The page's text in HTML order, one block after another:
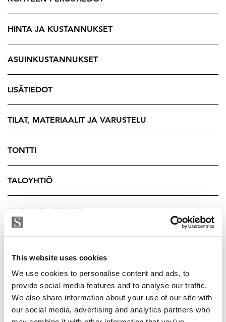
This website uses cookies
We use cookies to personalise content and ads, to
provide social media features and to analyse our traffic.
We also share information about your use of our site with
our social media, advertising and analytics partners who
lähtökohdat oman tyylin toteuttamiseen. Erilliseen
keittiöön mahtuu ruokapöytä ikkunan ääreen.
kerroksesta avautuvat suojaisat näkymät sekä kadun
että sisäpihan suuntaan, mikä lisää rauhallisuuden
tunnetta keskellä kaupunkia.
hoitovastike, vain 2,90 €/m². Yhtiö omistaa ja vuokraa
asumiskustannukset maltillisina.
Sijainti on yksi Helsingin halutuimmista: merenranta,
satama, keskustan palvelut ja ravintolat ovat kaikki
kävelyetäisyydellä. Alueella yhdistyvät rauhallinen
tasapainossa.
Makasiinirannan ja Olympiarannan alueella on
suunnitteilla merkittävä kaupunkikehityshanke ja
suunnitelmien mukaan ranta-alueelle toteutetaan lisää
HINTA JA KUSTANNUKSET
ASUINKUSTANNUKSET
LISÄTIEDOT
TILAT, MATERIAALIT JA VARUSTELU
TONTTI
TALOYHTIÖ
YRITYKSEN TIEDOT